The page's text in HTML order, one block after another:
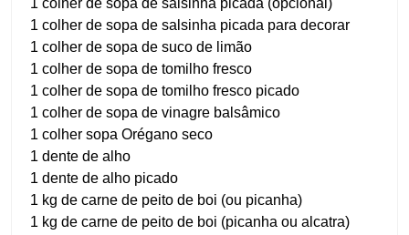
1 colher de sopa de salsinha picada (opcional)
1 colher de sopa de salsinha picada para decorar
1 colher de sopa de suco de limão
1 colher de sopa de tomilho fresco
1 colher de sopa de tomilho fresco picado
1 colher de sopa de vinagre balsâmico
1 colher sopa Orégano seco
1 dente de alho
1 dente de alho picado
1 kg de carne de peito de boi (ou picanha)
1 kg de carne de peito de boi (picanha ou alcatra)